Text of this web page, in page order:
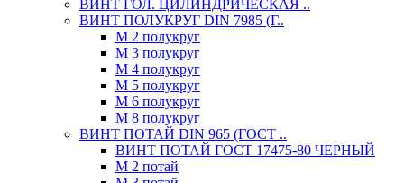
ВИНТ ГОЛ. ЦИЛИНДРИЧЕСКАЯ ..
ВИНТ ПОЛУКРУГ DIN 7985 (Г..
М 2 полукруг
М 3 полукруг
М 4 полукруг
М 5 полукруг
М 6 полукруг
М 8 полукруг
ВИНТ ПОТАЙ DIN 965 (ГОСТ ..
ВИНТ ПОТАЙ ГОСТ 17475-80 ЧЕРНЫЙ
М 2 потай